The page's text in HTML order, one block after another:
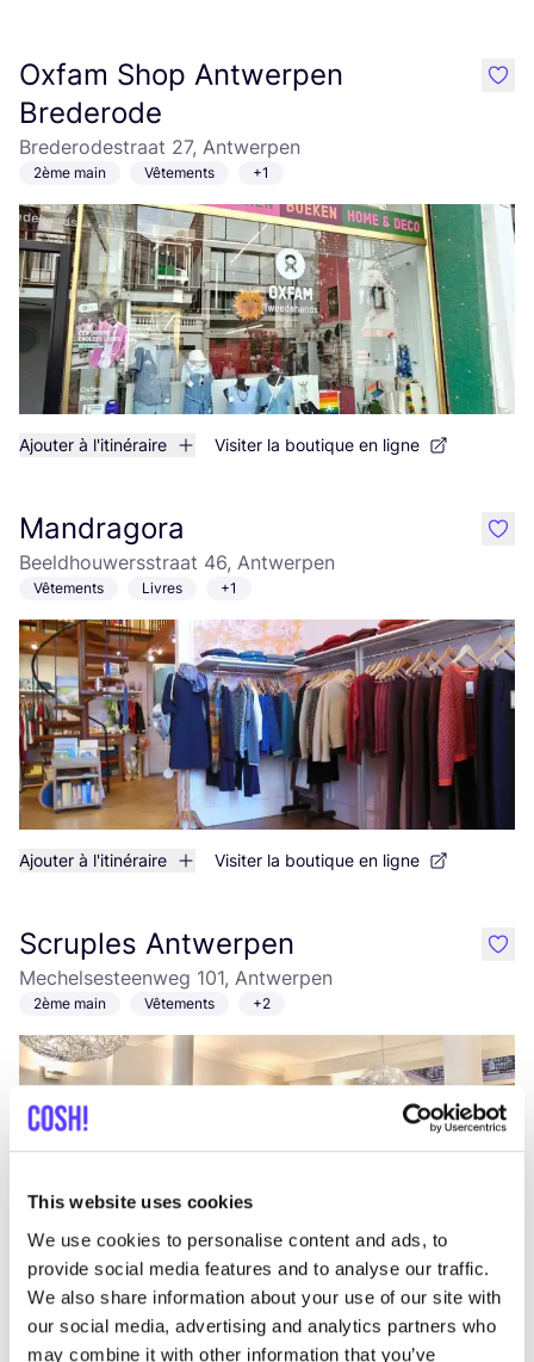
This website uses cookies
We use cookies to personalise content and ads, to
provide social media features and to analyse our traffic.
We also share information about your use of our site with
our social media, advertising and analytics partners who
may combine it with other information that you’ve
Oxfam Shop Antwerpen
Brederode
Brederodestraat 27, Antwerpen
2ème main Vêtements +1
Ajouter à l'itinéraire Visiter la boutique en ligne
like
Mandragora
Beeldhouwersstraat 46, Antwerpen
Vêtements Livres +1
Ajouter à l'itinéraire Visiter la boutique en ligne
like
Scruples Antwerpen
Mechelsesteenweg 101, Antwerpen
2ème main Vêtements +2
Ajouter à l'itinéraire Visiter la boutique en ligne
like